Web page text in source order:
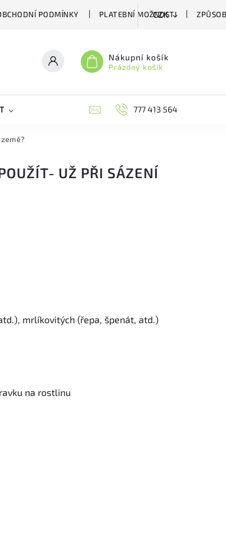
PODMÍNKY PLATEBNÍ MOŽNOSTI
CZK
Nákupní košík
Prázdný košík
BIOAGENS777 413 564
UŽ PŘI SÁZENÍ
mrlíkovitých (řepa, špenát, atd.)
na rostlinu